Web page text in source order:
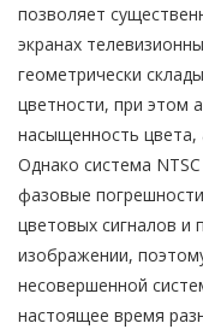
позволяет
экранах
геометрически
цветности, при этом
насыщенность
Однако система
фазовые
цветовых сигналов и
изображении,
несовершенной
настоящее время